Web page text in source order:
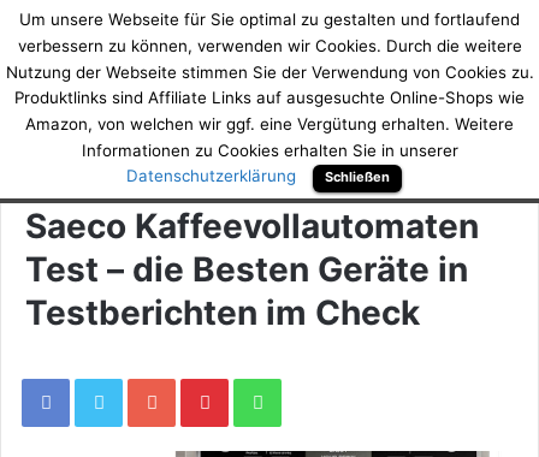
/
Saeco Kaffeevollautomaten
Test – die Besten Geräte in
Testberichten im Check
Google+PinterestWhatsApp
Um unsere Webseite für Sie optimal zu gestalten und fortlaufend
verbessern zu können, verwenden wir Cookies. Durch die weitere
Nutzung der Webseite stimmen Sie der Verwendung von Cookies zu.
Produktlinks sind Affiliate Links auf ausgesuchte Online-Shops wie
Amazon, von welchen wir ggf. eine Vergütung erhalten. Weitere
Informationen zu Cookies erhalten Sie in unserer
Datenschutzerklärung
Schließen